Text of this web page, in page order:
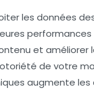
les données
et améliorer
de votre
augmente les